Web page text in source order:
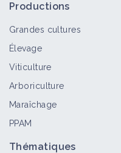
Productions
Grandes cultures
Élevage
Viticulture
Arboriculture
Maraîchage
PPAM
Thématiques